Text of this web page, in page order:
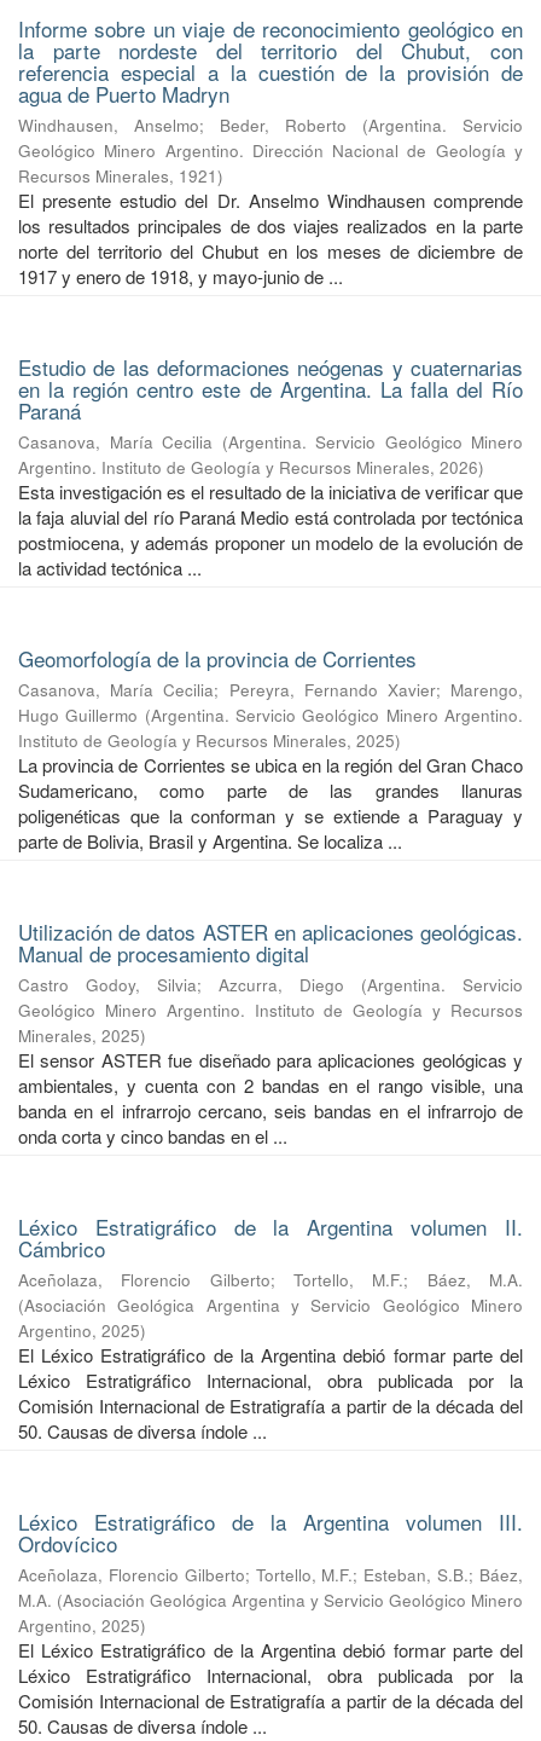
Informe sobre un viaje de reconocimiento geológico en
la parte nordeste del territorio del Chubut, con
referencia especial a la cuestión de la provisión de
agua de Puerto Madryn
Windhausen, Anselmo; Beder, Roberto (Argentina. Servicio
Geológico Minero Argentino. Dirección Nacional de Geología y
Recursos Minerales, 1921)
El presente estudio del Dr. Anselmo Windhausen comprende
los resultados principales de dos viajes realizados en la parte
norte del territorio del Chubut en los meses de diciembre de
1917 y enero de 1918, y mayo-junio de ...
Estudio de las deformaciones neógenas y cuaternarias
en la región centro este de Argentina. La falla del Río
Paraná
Casanova, María Cecilia (Argentina. Servicio Geológico Minero
Argentino. Instituto de Geología y Recursos Minerales, 2026)
Esta investigación es el resultado de la iniciativa de verificar que
la faja aluvial del río Paraná Medio está controlada por tectónica
postmiocena, y además proponer un modelo de la evolución de
la actividad tectónica ...
Geomorfología de la provincia de Corrientes
Casanova, María Cecilia; Pereyra, Fernando Xavier; Marengo,
Hugo Guillermo (Argentina. Servicio Geológico Minero Argentino.
Instituto de Geología y Recursos Minerales, 2025)
La provincia de Corrientes se ubica en la región del Gran Chaco
Sudamericano, como parte de las grandes llanuras
poligenéticas que la conforman y se extiende a Paraguay y
parte de Bolivia, Brasil y Argentina. Se localiza ...
Utilización de datos ASTER en aplicaciones geológicas.
Manual de procesamiento digital
Castro Godoy, Silvia; Azcurra, Diego (Argentina. Servicio
Geológico Minero Argentino. Instituto de Geología y Recursos
Minerales, 2025)
El sensor ASTER fue diseñado para aplicaciones geológicas y
ambientales, y cuenta con 2 bandas en el rango visible, una
banda en el infrarrojo cercano, seis bandas en el infrarrojo de
onda corta y cinco bandas en el ...
Léxico Estratigráfico de la Argentina volumen II.
Cámbrico
Aceñolaza, Florencio Gilberto;Tortello, M.F.; Báez, M.A.
(Asociación Geológica Argentina y Servicio Geológico Minero
Argentino, 2025)
El Léxico Estratigráfico de la Argentina debió formar parte del
Léxico Estratigráfico Internacional, obra publicada por la
Comisión Internacional de Estratigrafía a partir de la década del
50. Causas de diversa índole ...
Léxico Estratigráfico de la Argentina volumen III.
Ordovícico
Aceñolaza, Florencio Gilberto; Tortello, M.F.; Esteban, S.B.; Báez,
M.A. (Asociación Geológica Argentina y Servicio Geológico Minero
Argentino, 2025)
El Léxico Estratigráfico de la Argentina debió formar parte del
Léxico Estratigráfico Internacional, obra publicada por la
Comisión Internacional de Estratigrafía a partir de la década del
50. Causas de diversa índole ...